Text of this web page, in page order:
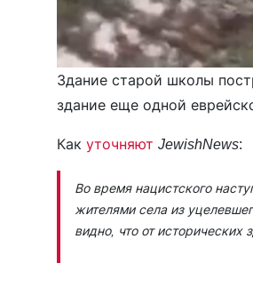
Здание старой школы
здание еще одной
Как уточняют JewishNews:
Во время нацистского
жителями села из
видно, что от